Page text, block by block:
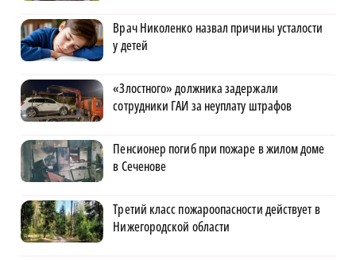
Врач Николенко назвал причины усталости
у детей
«Злостного» должника задержали
сотрудники ГАИ за неуплату штрафов
Пенсионер погиб при пожаре в жилом доме
в Сеченове
Третий класс пожароопасности действует в
Нижегородской области